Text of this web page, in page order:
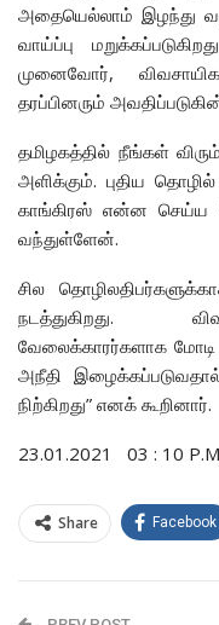
அதையெல்லாம் இழந்து
வாய்ப்பு
முனைவோர்,
தரப்பினரும்
தமிழகத்தில் நீங்கள்
அளிக்கும். புதிய
காங்கிரஸ் என்ன செய்ய
வந்துள்ளேன்.
சில
நடத்துகிறது.
வேலைக்காரர்களாக மோடி
அநீதி
நிற்கிறது” எனக் கூறினார்.
23.01.2021 03 : 10 P.M
Share Facebook